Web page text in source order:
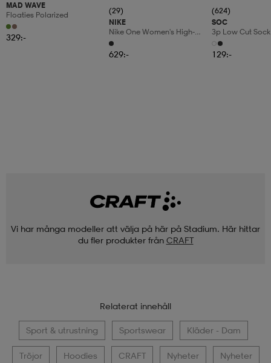
MAD WAVE
Floaties Polarized
329:-
(29)
NIKE
Nike One Women's High-
Waisted 7/8 L
629:-
(624)
SOC
3p Low Cut Sock
129:-
Vi har många modeller att välja på här på Stadium. Här hittar
du fler produkter från CRAFT
Relaterat innehåll
Sport & utrustning Sportswear Kläder - Dam
Tröjor Hoodies CRAFT Nyheter Nyheter